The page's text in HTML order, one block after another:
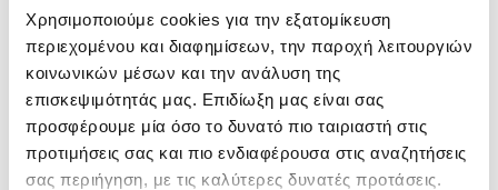
Χρησιμοποιούμε cookies για την εξατομίκευση
περιεχομένου και διαφημίσεων, την παροχή λειτουργιών
κοινωνικών μέσων και την ανάλυση της
επισκεψιμότητάς μας. Επιδίωξη μας είναι σας
προσφέρουμε μία όσο το δυνατό πιο ταιριαστή στις
προτιμήσεις σας και πιο ενδιαφέρουσα στις αναζητήσεις
σας περιήγηση, με τις καλύτερες δυνατές προτάσεις.